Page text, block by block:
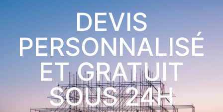
DEVIS
PERSONNALISÉ
ET GRATUIT
SOUS 24H